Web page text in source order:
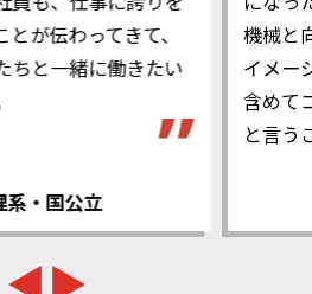
が伝わってきて、
ちと一緒に働きたい
系・国公立
機械と
イメー
含めて
と言う